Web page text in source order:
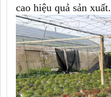
cao hiệu quả sản xuất.